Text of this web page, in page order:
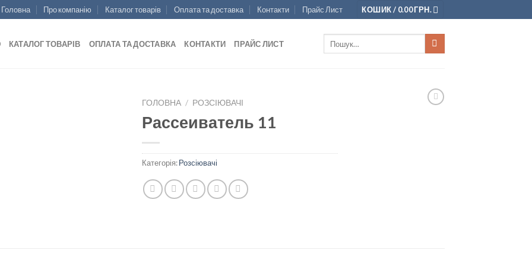
Головна Про компанію Каталог товарів Оплата та доставка Контакти Прайс Лист КОШИК / 0.00ГРН.
КАТАЛОГ ТОВАРІВ ОПЛАТА ТА ДОСТАВКА КОНТАКТИ ПРАЙС ЛИСТ
ГОЛОВНА / РОЗСІЮВАЧІ
Рассеиватель 11
Категорія:Розсіювачі